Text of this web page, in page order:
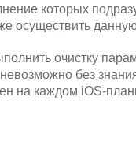
которых
осуществить
очистку
без
на каждом iOS-